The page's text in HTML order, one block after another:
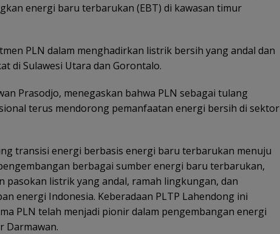
energi baru terbarukan (EBT) di kawasan timur
PLN dalam menghadirkan listrik bersih yang andal dan
di Sulawesi Utara dan Gorontalo.
Prasodjo, menegaskan bahwa PLN sebagai tulang
terus mendorong pemanfaatan energi bersih di sektor
transisi energi berbasis energi baru terbarukan menuju
berbagai sumber energi baru terbarukan,
pasokan listrik yang andal, ramah lingkungan, dan
energi Indonesia. Keberadaan PLTP Lahendong ini
PLN telah menjadi pionir dalam pengembangan energi
Darmawan.